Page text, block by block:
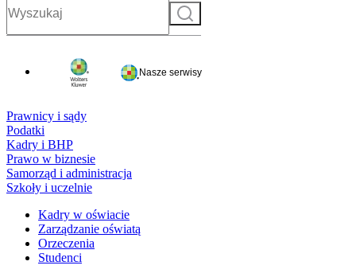
Szukaj
Nasze serwisy
Prawnicy i sądy
Podatki
Kadry i BHP
Prawo w biznesie
Samorząd i administracja
Szkoły i uczelnie
Kadry w oświacie
Zarządzanie oświatą
Orzeczenia
Studenci